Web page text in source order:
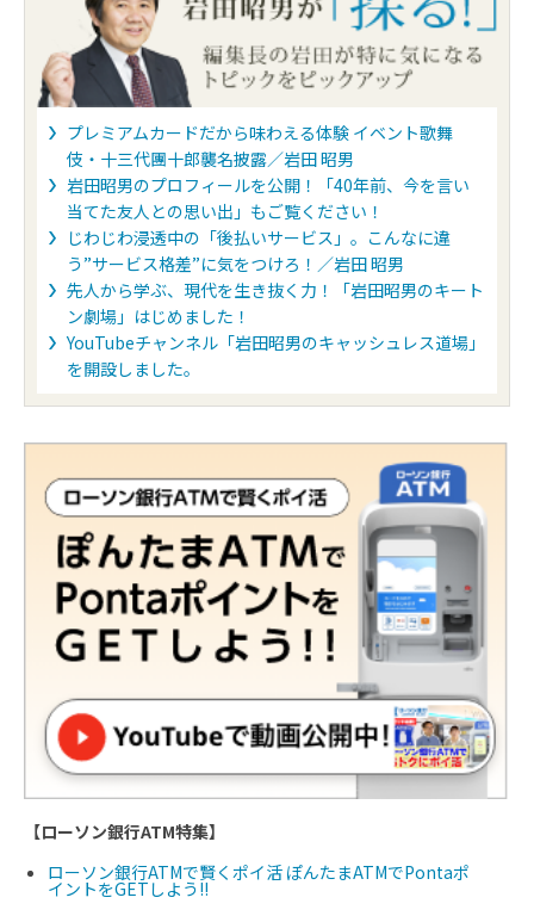
プレミアムカードだから味わえる体験 イベント歌舞
伎・十三代團十郎襲名披露／岩田 昭男
岩田昭男のプロフィールを公開！「40年前、今を言い
当てた友人との思い出」もご覧ください！
じわじわ浸透中の「後払いサービス」。こんなに違
う”サービス格差”に気をつけろ！／岩田 昭男
先人から学ぶ、現代を生き抜く力！「岩田昭男のキート
ン劇場」はじめました！
YouTubeチャンネル「岩田昭男のキャッシュレス道場」
を開設しました。
【ローソン銀行ATM特集】
ローソン銀行ATMで賢くポイ活 ぽんたまATMでPontaポ
イントをGETしよう!!